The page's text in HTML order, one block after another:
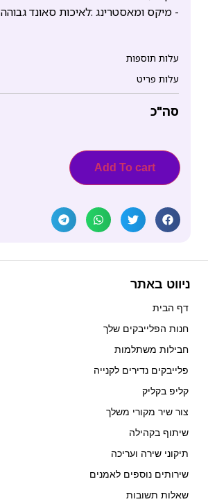
- מיקס ומאסטרינג :לאיכות סאונד גבוהה
עלות תוספות
עלות פריט
סה"כ
Add To cart
ניווט באתר
דף הבית
חנות הפלייבקים שלך
חבילות משתלמות
פלייבקים נדירים לקנייה
קליפ בקליק
צור שיר מקורי משלך
שיתוף בקהילה
תיקוני שירה ועריכה
שירותים נוספים לאמנים
שאלות תשובות